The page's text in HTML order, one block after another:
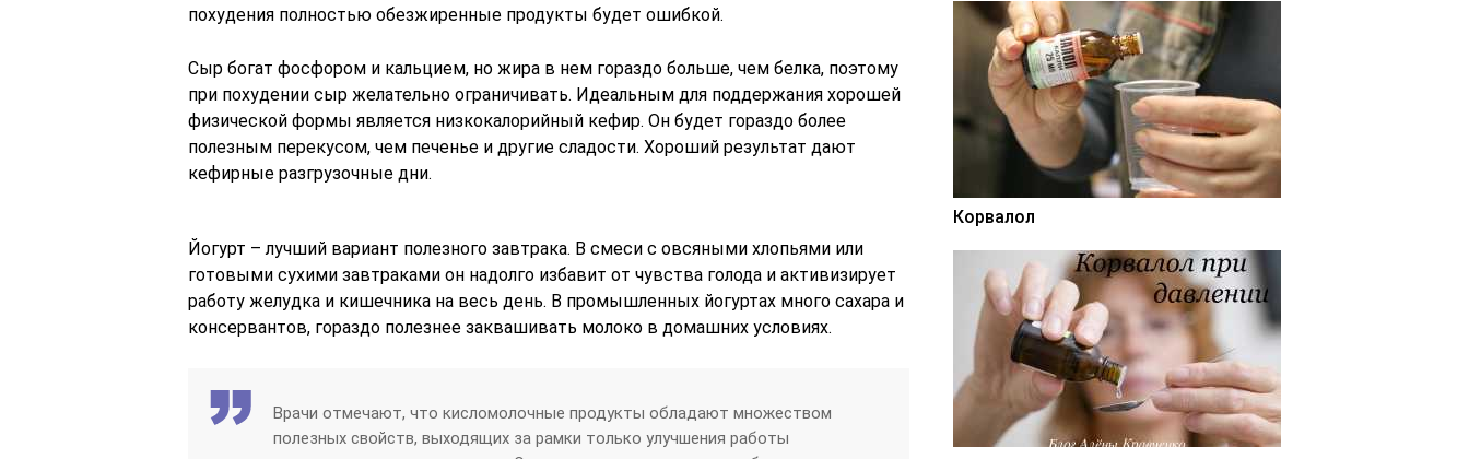
похудения полностью обезжиренные продукты будет ошибкой.
Сыр богат фосфором и кальцием, но жира в нем гораздо больше, чем белка, поэтому
при похудении сыр желательно ограничивать. Идеальным для поддержания хорошей
физической формы является низкокалорийный кефир. Он будет гораздо более
полезным перекусом, чем печенье и другие сладости. Хороший результат дают
кефирные разгрузочные дни.
Йогурт – лучший вариант полезного завтрака. В смеси с овсяными хлопьями или
готовыми сухими завтраками он надолго избавит от чувства голода и активизирует
работу желудка и кишечника на весь день. В промышленных йогуртах много сахара и
консервантов, гораздо полезнее заквашивать молоко в домашних условиях.
Врачи отмечают, что кисломолочные продукты обладают множеством
полезных свойств, выходящих за рамки только улучшения работы
Корвалол